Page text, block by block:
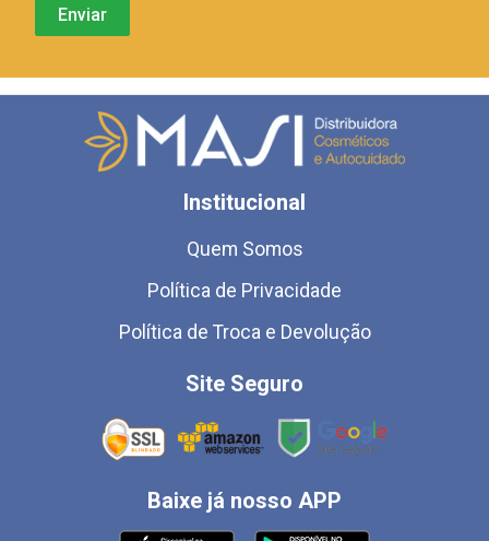
Institucional
Quem Somos
Política de Privacidade
Política de Troca e Devolução
Site Seguro
Baixe já nosso APP